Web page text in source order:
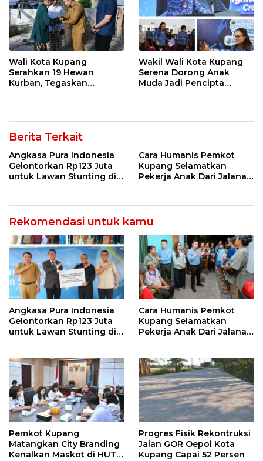
Wali Kota Kupang
Serahkan 19 Hewan
Kurban, Tegaskan
Wakil Wali Kota Kupang
Serena Dorong Anak
Muda Jadi Pencipta
Berita Terkait
Angkasa Pura Indonesia
Gelontorkan Rp123 Juta
untuk Lawan Stunting di
Cara Humanis Pemkot
Kupang Selamatkan
Pekerja Anak Dari Jalanan
Rekomendasi untuk kamu
Angkasa Pura Indonesia
Gelontorkan Rp123 Juta
untuk Lawan Stunting di
Cara Humanis Pemkot
Kupang Selamatkan
Pekerja Anak Dari Jalanan
Pemkot Kupang
Matangkan City Branding
Kenalkan Maskot di HUT
Progres Fisik Rekontruksi
Jalan GOR Oepoi Kota
Kupang Capai 52 Persen